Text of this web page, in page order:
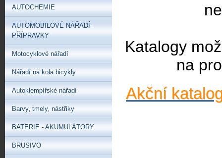
Katalogy
na
Akční
AUTOCHEMIE
AUTOMOBILOVÉ NÁŘADÍ-
PŘÍPRAVKY
Motocyklové nářadí
Nářadí na kola bicykly
Autoklempířské nářadí
Barvy‚ tmely‚ nástřiky
BATERIE - AKUMULÁTORY
BRUSIVO